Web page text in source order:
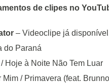
de clipes no
– Videoclipe já
do Paraná
Hoje à Noite Não Tem Luar
Mim / Primavera (feat.